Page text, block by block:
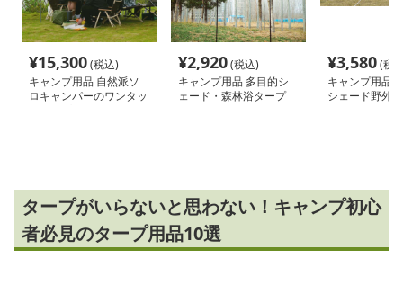
¥15,300(税込)
キャンプ用品 自然派ソ
ロキャンパーのワンタッ
¥2,920(税込)
キャンプ用品 多目的シ
ェード・森林浴タープ
¥3,580(税
キャンプ用品
シェード野外
タープがいらないと思わない！キャンプ初心
者必見のタープ用品10選